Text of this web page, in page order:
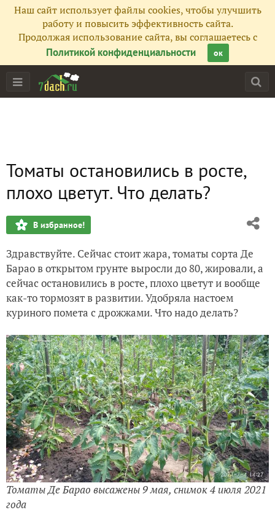
Наш сайт использует файлы cookies, чтобы улучшить
работу и повысить эффективность сайта.
Продолжая использование сайта, вы соглашаетесь с
Политикой конфиденциальности
ок
Томаты остановились в росте,
плохо цветут. Что делать?
В избранное!
Здравствуйте. Сейчас стоит жара, томаты сорта Де
Барао в открытом грунте выросли до 80, жировали, а
сейчас остановились в росте, плохо цветут и вообще
как-то тормозят в развитии. Удобряла настоем
куриного помета с дрожжами. Что надо делать?
Томаты Де Барао высажены 9 мая, снимок 4 июля 2021
года